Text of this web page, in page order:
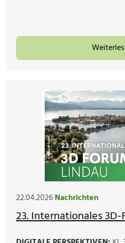
22.04.2026Nachrichten
23. Internationales